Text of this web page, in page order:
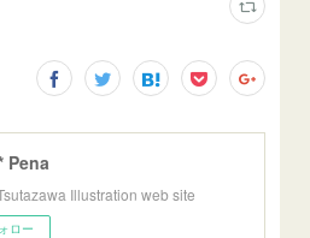
Pena
Illustration web site
ロー